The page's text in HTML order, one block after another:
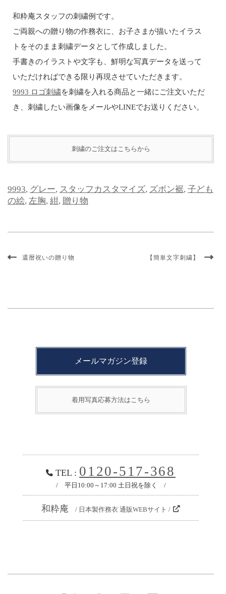
和粋庵スタッフの刺繍例です。
ご両親への贈り物の作務衣に、お子さまが描いたイラス
トをそのまま刺繍データとして作成しました。
手書きのイラストや文字も、鮮明な写真データを送って
いただければできる限り再現させていただきます。
9993 ロゴ刺繍を刺繍を入れる商品と一緒にご注文いただ
き、刺繍したい画像をメールやLINEでお送りください。
刺繍のご注文はこちらから
9993, グレー, スタッフカスタマイズ, ズボン裾, 子ども
の絵, 左胸, 紺, 贈り物
還暦祝いの贈り物 【簡単文字刺繍】
メールマガジン登録
着用写真応募方法はこちら
TEL : 0120-517-368
/ 平日10:00～17:00 土日祝を除く /
和粋庵 / 日本製作務衣 通販WEBサイト /